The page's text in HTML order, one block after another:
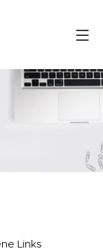
Links